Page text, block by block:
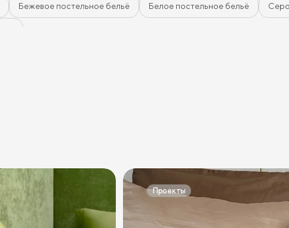
Бежевое постельное бельё Белое постельное бельё
Проекты